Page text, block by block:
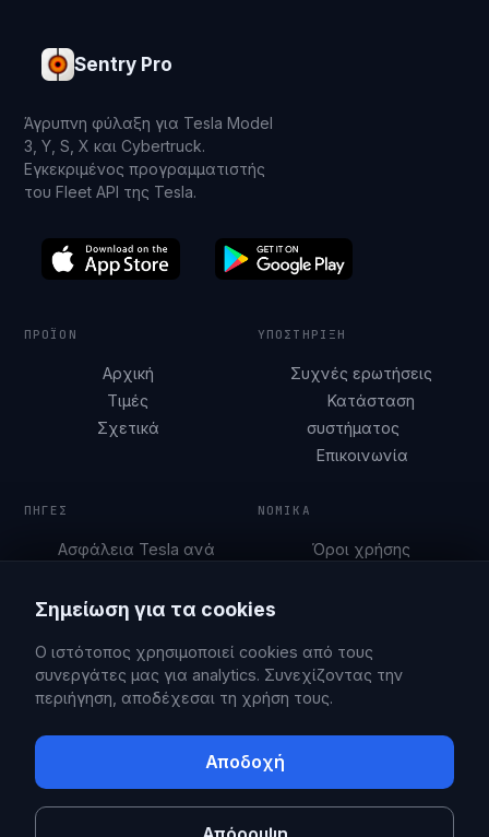
Sentry Pro
Άγρυπνη φύλαξη για Tesla Model
3, Y, S, X και Cybertruck.
Εγκεκριμένος προγραμματιστής
του Fleet API της Tesla.
ΠΡΟΪΌΝ
Αρχική
Τιμές
Σχετικά
ΥΠΟΣΤΉΡΙΞΗ
Συχνές ερωτήσεις
Κατάσταση
συστήματος
Επικοινωνία
ΠΗΓΈΣ
Ασφάλεια Tesla ανά
Οδηγοί στάθμευσης
ΝΟΜΙΚΆ
Όροι χρήσης
Το Sentry Pro είναι μια ανεξάρτητη εφαρμογή, χωρίς σύνδεση ή
υποστήριξη από την Tesla, Inc. Η Tesla είναι εμπορικό σήμα της Tesla,
Inc.
Σημείωση για τα cookies
Ο ιστότοπος χρησιμοποιεί cookies από τους
συνεργάτες μας για analytics. Συνεχίζοντας την
περιήγηση, αποδέχεσαι τη χρήση τους.
Αποδοχή